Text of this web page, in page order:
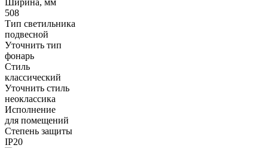
Ширина, мм
508
Тип светильника
подвесной
Уточнить тип
фонарь
Стиль
классический
Уточнить стиль
неоклассика
Исполнение
для помещений
Степень защиты
IP20